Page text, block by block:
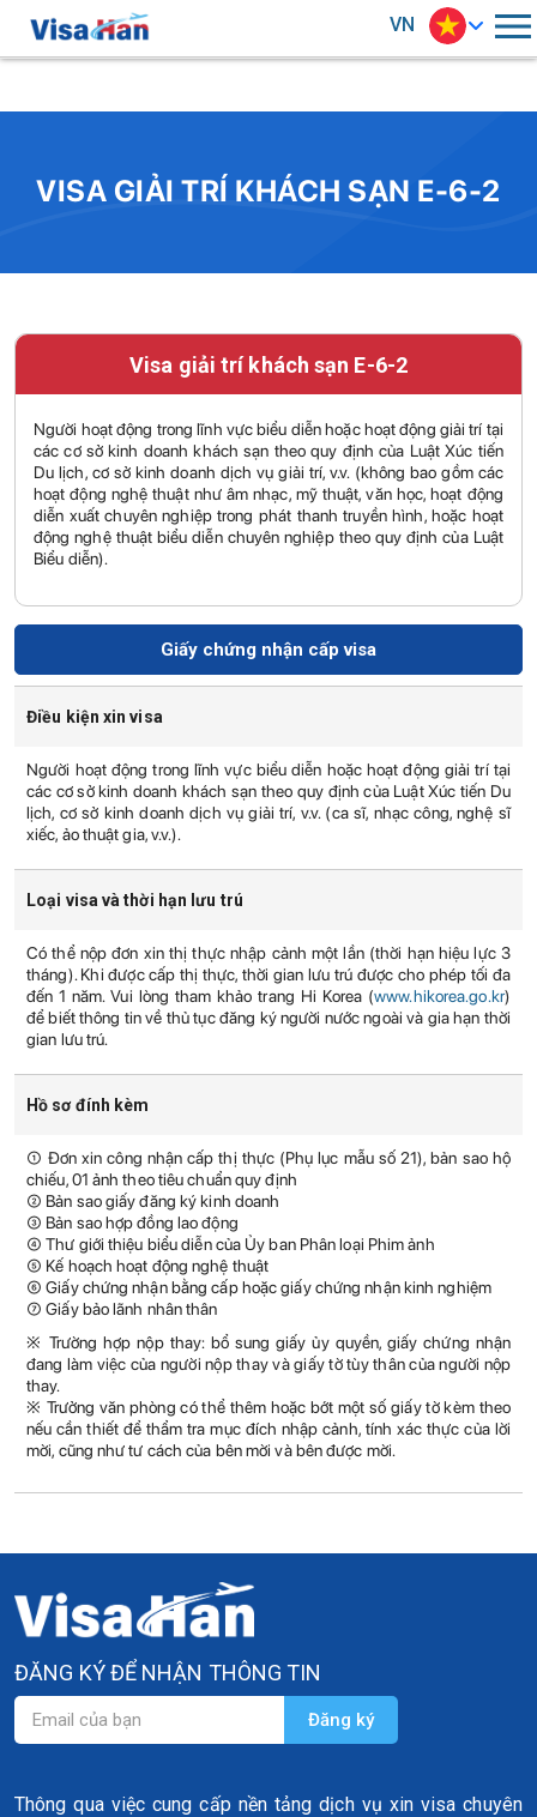
VN
VISA GIẢI TRÍ KHÁCH SẠN E-6-2
Visa giải trí khách sạn E-6-2
Người hoạt động trong lĩnh vực biểu diễn hoặc hoạt động giải trí tại
các cơ sở kinh doanh khách sạn theo quy định của Luật Xúc tiến
Du lịch, cơ sở kinh doanh dịch vụ giải trí, v.v. (không bao gồm các
hoạt động nghệ thuật như âm nhạc, mỹ thuật, văn học, hoạt động
diễn xuất chuyên nghiệp trong phát thanh truyền hình, hoặc hoạt
động nghệ thuật biểu diễn chuyên nghiệp theo quy định của Luật
Biểu diễn).
Giấy chứng nhận cấp visa
Điều kiện xin visa
Người hoạt động trong lĩnh vực biểu diễn hoặc hoạt động giải trí tại
các cơ sở kinh doanh khách sạn theo quy định của Luật Xúc tiến Du
lịch, cơ sở kinh doanh dịch vụ giải trí, v.v. (ca sĩ, nhạc công, nghệ sĩ
xiếc, ảo thuật gia, v.v.).
Loại visa và thời hạn lưu trú
Có thể nộp đơn xin thị thực nhập cảnh một lần (thời hạn hiệu lực 3
tháng). Khi được cấp thị thực, thời gian lưu trú được cho phép tối đa
đến 1 năm. Vui lòng tham khảo trang Hi Korea (www.hikorea.go.kr)
để biết thông tin về thủ tục đăng ký người nước ngoài và gia hạn thời
gian lưu trú.
Hồ sơ đính kèm
① Đơn xin công nhận cấp thị thực (Phụ lục mẫu số 21), bản sao hộ
chiếu, 01 ảnh theo tiêu chuẩn quy định
② Bản sao giấy đăng ký kinh doanh
③ Bản sao hợp đồng lao động
④ Thư giới thiệu biểu diễn của Ủy ban Phân loại Phim ảnh
⑤ Kế hoạch hoạt động nghệ thuật
⑥ Giấy chứng nhận bằng cấp hoặc giấy chứng nhận kinh nghiệm
⑦ Giấy bảo lãnh nhân thân
※ Trường hợp nộp thay: bổ sung giấy ủy quyền, giấy chứng nhận
đang làm việc của người nộp thay và giấy tờ tùy thân của người nộp
thay.
※ Trưởng văn phòng có thể thêm hoặc bớt một số giấy tờ kèm theo
nếu cần thiết để thẩm tra mục đích nhập cảnh, tính xác thực của lời
mời, cũng như tư cách của bên mời và bên được mời.
ĐĂNG KÝ ĐỂ NHẬN THÔNG TIN
Thông qua việc cung cấp nền tảng dịch vụ xin visa chuyên